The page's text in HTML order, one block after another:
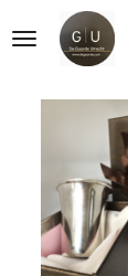
Ga
hoofdinhoud